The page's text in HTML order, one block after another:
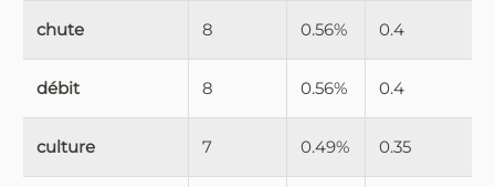
chute 8 0.56% 0.4
débit 8 0.56% 0.4
culture 7 0.49% 0.35